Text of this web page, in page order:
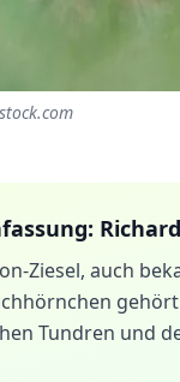
Ziesel, auch
Tundren und